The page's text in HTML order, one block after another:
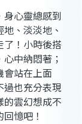
心靈總感到
、淡淡地、
了！小時後搭
中納悶著；
會站在上面
過也充分表現
的雲幻想成不
憶吧！